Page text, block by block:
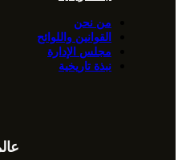
من نحن
القوانين واللوائح
مجلس الإدارة
نبذة تاريخية